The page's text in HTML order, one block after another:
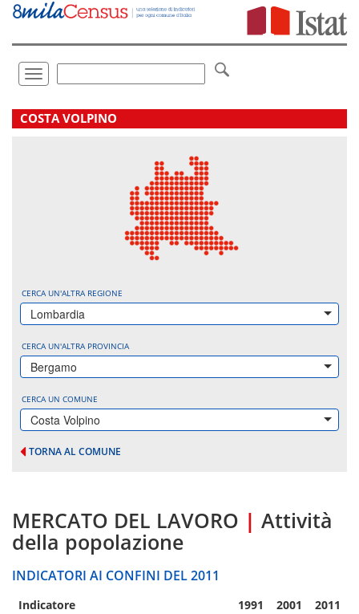
Vai
direttamente
Toggle
navigation
.
COSTA VOLPINO
CERCA UN'ALTRA REGIONE
Lombardia
CERCA UN'ALTRA PROVINCIA
Bergamo
CERCA UN COMUNE
Costa Volpino
TORNA AL COMUNE
MERCATO DEL LAVORO | Attività
della popolazione
INDICATORI AI CONFINI DEL 2011
Indicatore 1991 2001 2011